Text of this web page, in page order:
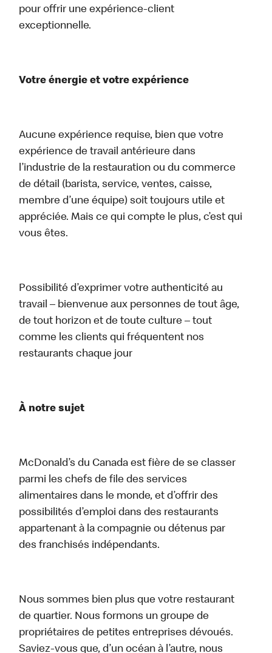
pour offrir une expérience-client
exceptionnelle.
Votre énergie et votre expérience
Aucune expérience requise, bien que votre
expérience de travail antérieure dans
l’industrie de la restauration ou du commerce
de détail (barista, service, ventes, caisse,
membre d’une équipe) soit toujours utile et
appréciée. Mais ce qui compte le plus, c’est qui
vous êtes.
Possibilité d’exprimer votre authenticité au
travail – bienvenue aux personnes de tout âge,
de tout horizon et de toute culture – tout
comme les clients qui fréquentent nos
restaurants chaque jour
À notre sujet
McDonald’s du Canada est fière de se classer
parmi les chefs de file des services
alimentaires dans le monde, et d’offrir des
possibilités d’emploi dans des restaurants
appartenant à la compagnie ou détenus par
des franchisés indépendants.
Nous sommes bien plus que votre restaurant
de quartier. Nous formons un groupe de
propriétaires de petites entreprises dévoués.
Saviez-vous que, d’un océan à l’autre, nous